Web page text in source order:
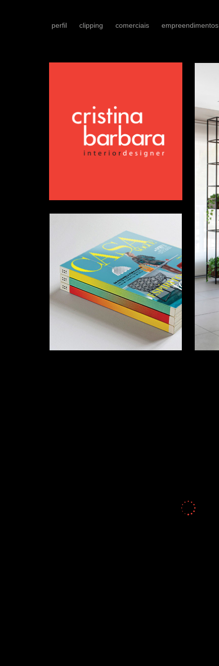
perfil clipping comerciais empreendimentos